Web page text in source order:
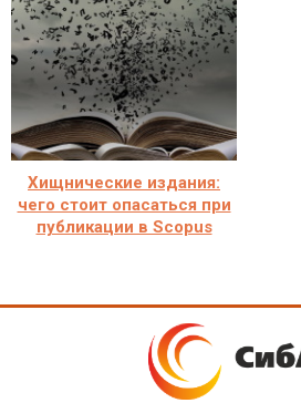
Хищнические издания:
чего стоит опасаться при
публикации в Scopus